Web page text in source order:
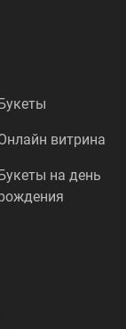
витрина
на день